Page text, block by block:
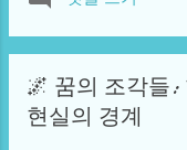
앞으로 나아가야 할
주목해야 한다. 가끔
재의 우리에게도 어
들어, 현대에 사랑과
념은 그들의 행동, 의
로 영향을 미친다. 이
집단에 대한 편견은
향을 미친다. 이는 그
🌌 꿈의 조각들:
현실의 경계